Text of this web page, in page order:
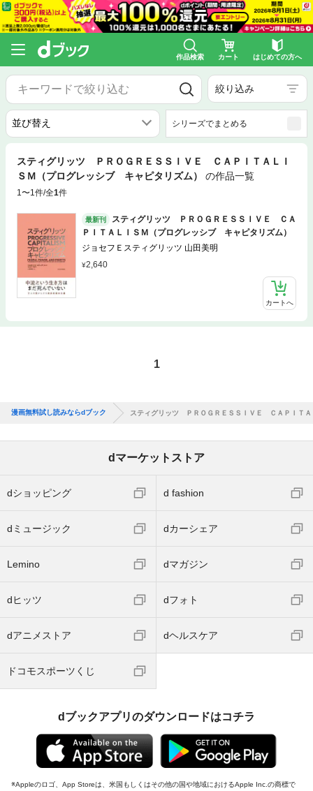
作品検索 カート はじめての方へ
絞り込み
シリーズでまとめる
スティグリッツ ＰＲＯＧＲＥＳＳＩＶＥ ＣＡＰＩＴＡＬＩ
ＳＭ（プログレッシブ キャピタリズム）
の作品一覧
1〜1件/全1件
最新刊
スティグリッツ ＰＲＯＧＲＥＳＳＩＶＥ ＣＡ
ＰＩＴＡＬＩＳＭ（プログレッシブ キャピタリズム）
ジョセフＥスティグリッツ 山田美明
2,640
カートへ
1
漫画無料試し読みならdブック スティグリッツ ＰＲＯＧＲＥＳＳＩＶＥ ＣＡＰＩＴ
dマーケットストア
dショッピング d fashion
dミュージック dカーシェア
Lemino dマガジン
dヒッツ dフォト
dアニメストア dヘルスケア
ドコモスポーツくじ
dブックアプリのダウンロードはコチラ
Appleのロゴ、App Storeは、米国もしくはその他の国や地域におけるApple Inc.の商標で